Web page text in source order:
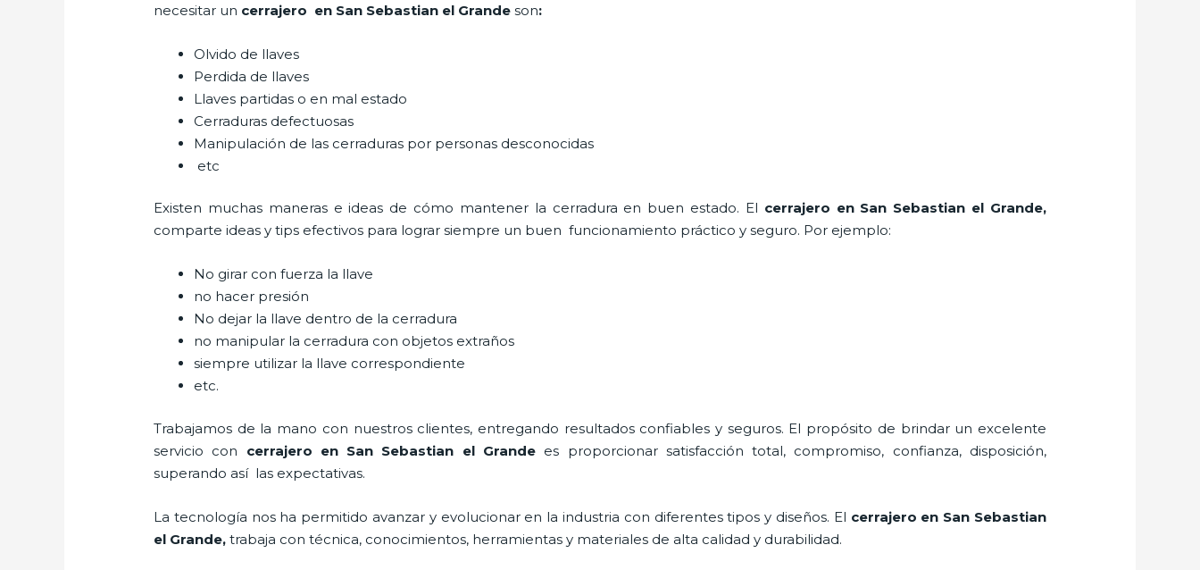
necesitar un cerrajero en San Sebastian el Grande son:
Olvido de llaves
Perdida de llaves
Llaves partidas o en mal estado
Cerraduras defectuosas
Manipulación de las cerraduras por personas desconocidas
etc
Existen muchas maneras e ideas de cómo mantener la cerradura en buen estado. El cerrajero en San Sebastian el Grande,
comparte ideas y tips efectivos para lograr siempre un buen funcionamiento práctico y seguro. Por ejemplo:
No girar con fuerza la llave
no hacer presión
No dejar la llave dentro de la cerradura
no manipular la cerradura con objetos extraños
siempre utilizar la llave correspondiente
etc.
Trabajamos de la mano con nuestros clientes, entregando resultados confiables y seguros. El propósito de brindar un excelente
servicio con cerrajero en San Sebastian el Grande es proporcionar satisfacción total, compromiso, confianza, disposición,
superando así las expectativas.
La tecnología nos ha permitido avanzar y evolucionar en la industria con diferentes tipos y diseños. El cerrajero en San Sebastian
el Grande,trabaja con técnica, conocimientos, herramientas y materiales de alta calidad y durabilidad.